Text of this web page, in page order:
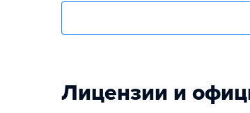
Лицензии и